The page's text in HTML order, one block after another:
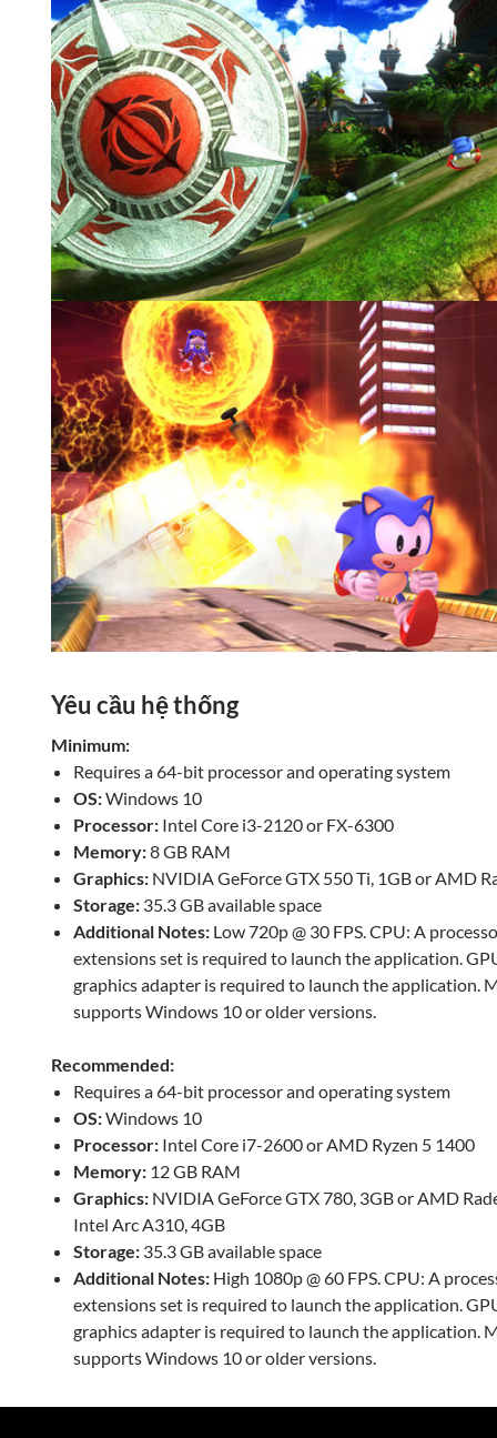
Yêu cầu hệ thống
Minimum:
Requires a 64-bit processor and operating system
OS:Windows 10
Processor: Intel Core i3-2120 or FX-6300
Memory:8 GB RAM
Graphics: NVIDIA GeForce GTX 550 Ti, 1GB or AMD
Storage: 35.3 GB available space
Additional Notes: Low 720p @ 30 FPS. CPU: A
extensions set is required to launch the application.
graphics adapter is required to launch the application.
supports Windows 10 or older versions.
Recommended:
Requires a 64-bit processor and operating system
OS:Windows 10
Processor: Intel Core i7-2600 or AMD Ryzen 5 1400
Memory: 12 GB RAM
Graphics: NVIDIA GeForce GTX 780, 3GB or AMD
Intel Arc A310, 4GB
Storage: 35.3 GB available space
Additional Notes: High 1080p @ 60 FPS. CPU: A
extensions set is required to launch the application.
graphics adapter is required to launch the application.
supports Windows 10 or older versions.